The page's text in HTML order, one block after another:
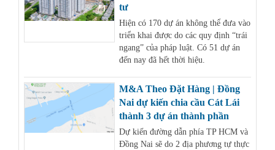
tư
Hiện có 170 dự án không thể đưa vào
triển khai được do các quy định “trái
ngang” của pháp luật. Có 51 dự án
đến nay đã hết thời hiệu.
M&A Theo Đặt Hàng | Đồng
Nai dự kiến chia cầu Cát Lái
thành 3 dự án thành phần
Dự kiến đường dẫn phía TP HCM và
Đồng Nai sẽ do 2 địa phương tự thực